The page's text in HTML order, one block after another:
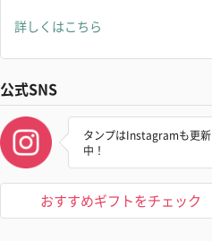
詳しくはこちら
公式SNS
タンプはInstagramも更新
中！
おすすめギフトをチェック